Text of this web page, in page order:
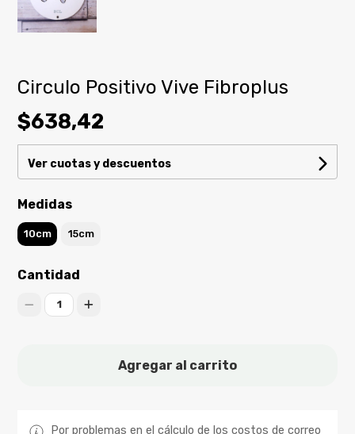
Circulo Positivo Vive Fibroplus
$638,42
Ver cuotas y descuentos
Medidas
10cm 15cm
Cantidad
1
Agregar al carrito
Por problemas en el cálculo de los costos de correo